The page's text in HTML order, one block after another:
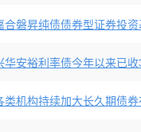
合磐昇纯债债券型证券投
华安裕利率债今年以来已
类机构持续加大长久期债